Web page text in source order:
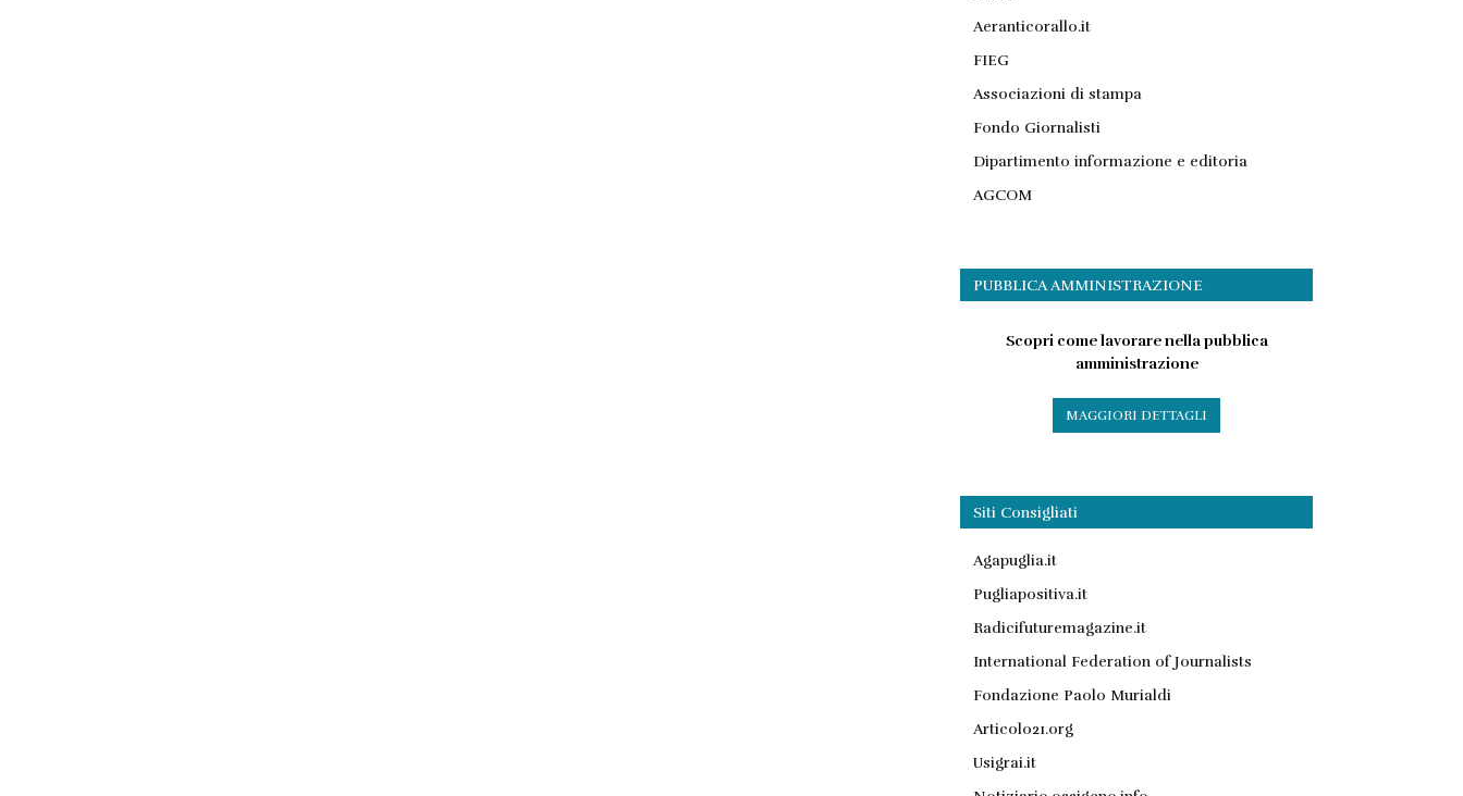
Aeranticorallo.it
FIEG
Associazioni di stampa
Fondo Giornalisti
Dipartimento informazione e editoria
AGCOM
PUBBLICA AMMINISTRAZIONE
Scopri come lavorare nella pubblica
amministrazione
MAGGIORI DETTAGLI
Siti Consigliati
Agapuglia.it
Pugliapositiva.it
Radicifuturemagazine.it
International Federation of Journalists
Fondazione Paolo Murialdi
Articolo21.org
Usigrai.it